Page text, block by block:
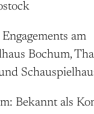
am
Bochum,
Bekannt als